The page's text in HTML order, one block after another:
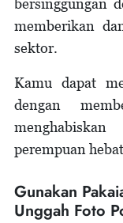
memberikan
sektor.
Kamu dapat
dengan
perempuan
Gunakan
Unggah Foto